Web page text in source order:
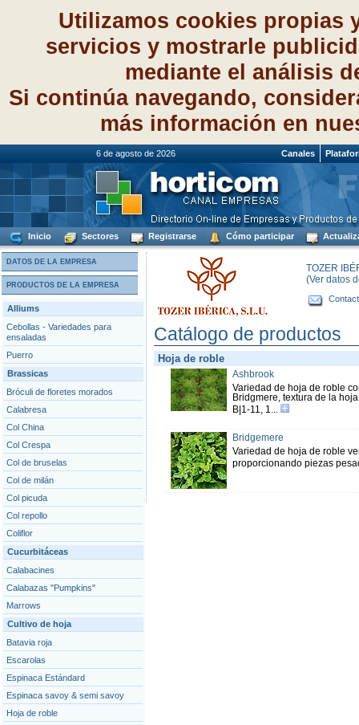
Utilizamos cookies propias
servicios y mostrarle
mediante el análisis
Si continúa navegando,
más información en
6 de agosto de 2026 Canales
Inicio Sectores Registrarse Cómo participar
DATOS DE LA EMPRESA
PRODUCTOS DE LA EMPRESA
Alliums
Cebollas - Variedades para
ensaladas
Puerro
Brassicas
Bróculi de floretes morados
Calabresa
Col China
Col Crespa
Col de bruselas
Col de milán
Col picuda
Col repollo
Coliflor
Cucurbitáceas
Calabacines
Calabazas "Pumpkins"
Marrows
Cultivo de hoja
Batavia roja
Escarolas
Espinaca Estándard
Espinaca savoy & semi savoy
Hoja de roble
TOZER
(Ver datos
Catálogo de productos
Hoja de roble
Ashbrook
Variedad de hoja de roble
Bridgmere, textura de la
B|1-11, 1...
Bridgemere
Variedad de hoja de roble
proporcionando piezas